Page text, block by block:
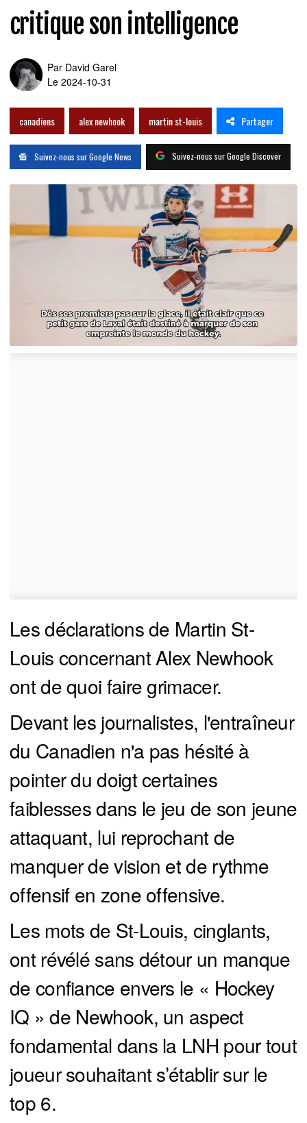
critique son intelligence
Par David Garel
Le 2024-10-31
canadiens alex newhook martin st-louis Partager
Suivez-nous sur Google News Suivez-nous sur Google Discover
Les déclarations de Martin St-
Louis concernant Alex Newhook
ont de quoi faire grimacer.
Devant les journalistes, l'entraîneur
du Canadien n'a pas hésité à
pointer du doigt certaines
faiblesses dans le jeu de son jeune
attaquant, lui reprochant de
manquer de vision et de rythme
offensif en zone offensive.
Les mots de St-Louis, cinglants,
ont révélé sans détour un manque
de confiance envers le « Hockey
IQ » de Newhook, un aspect
fondamental dans la LNH pour tout
joueur souhaitant s’établir sur le
top 6.